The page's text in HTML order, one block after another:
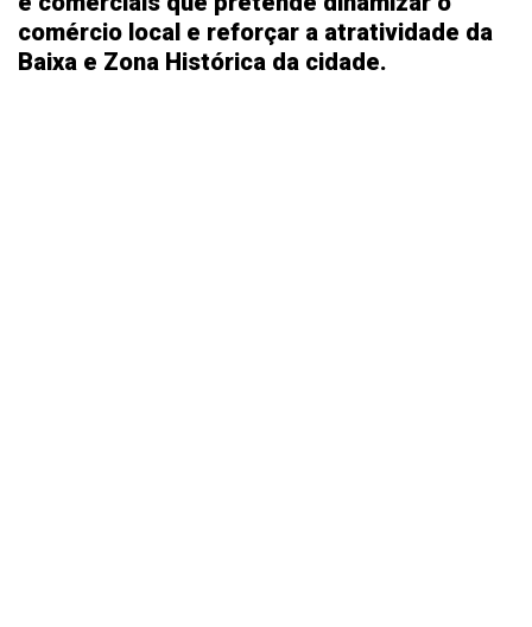
comércio local e reforçar a atratividade da
Baixa e Zona Histórica da cidade.